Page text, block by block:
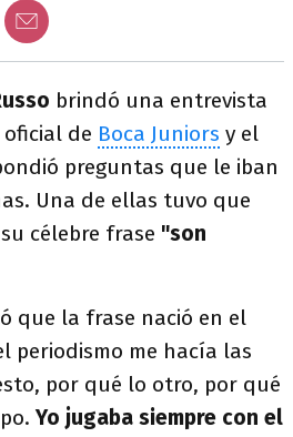
brindó una entrevista
de Boca Juniors y el
preguntas que le iban
Una de ellas tuvo que
célebre frase "son
que la frase nació en el
periodismo me hacía las
por qué lo otro, por qué
Yo jugaba siempre con el